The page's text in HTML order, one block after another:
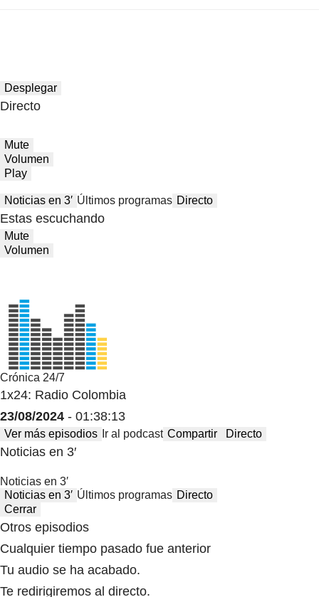
Desplegar
Directo
Mute
Volumen
Play
Noticias en 3′ Últimos programas Directo
Estas escuchando
Mute
Volumen
Crónica 24/7
1x24: Radio Colombia
23/08/2024 - 01:38:13
Ver más episodios Ir al podcast Compartir Directo
Noticias en 3′
Noticias en 3′
Noticias en 3′ Últimos programas Directo
Cerrar
Otros episodios
Cualquier tiempo pasado fue anterior
Tu audio se ha acabado.
Te redirigiremos al directo.